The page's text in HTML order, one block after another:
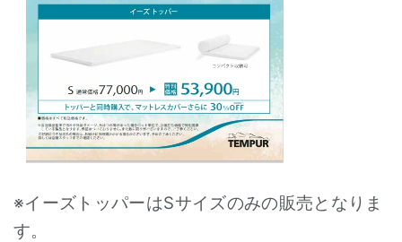
※イーズトッパーはSサイズのみの販売となりま
す。